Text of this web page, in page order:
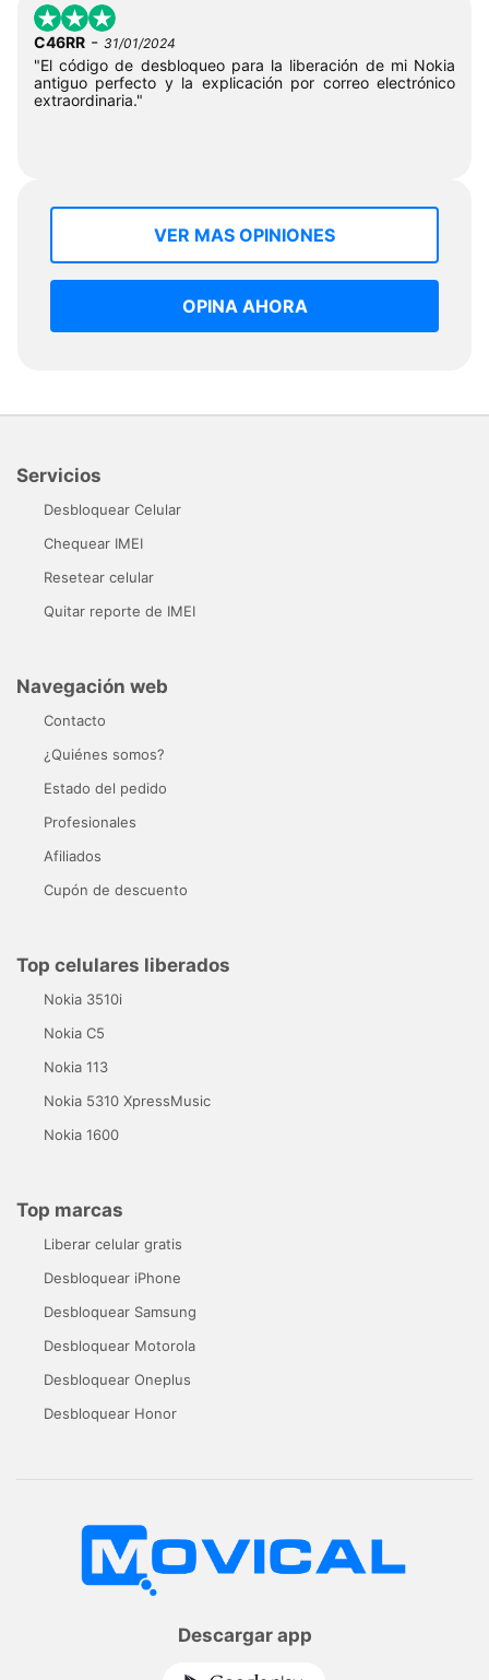
C46RR - 31/01/2024
"El código de desbloqueo para la liberación de mi Nokia
antiguo perfecto y la explicación por correo electrónico
extraordinaria."
VER MAS OPINIONES
OPINA AHORA
Servicios
Desbloquear Celular
Chequear IMEI
Resetear celular
Quitar reporte de IMEI
Navegación web
Contacto
¿Quiénes somos?
Estado del pedido
Profesionales
Afiliados
Cupón de descuento
Top celulares liberados
Nokia 3510i
Nokia C5
Nokia 113
Nokia 5310 XpressMusic
Nokia 1600
Top marcas
Liberar celular gratis
Desbloquear iPhone
Desbloquear Samsung
Desbloquear Motorola
Desbloquear Oneplus
Desbloquear Honor
Descargar app